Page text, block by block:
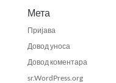
Мета
Пријава
Довод уноса
Довод коментара
sr.WordPress.org